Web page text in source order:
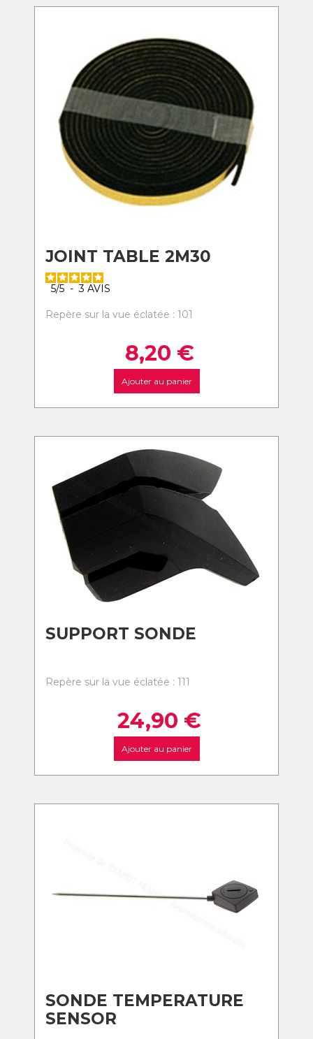
JOINT TABLE 2M30
5/5 - 3 AVIS
Repère sur la vue éclatée : 101
8,20 €
Ajouter au panier
SUPPORT SONDE
Repère sur la vue éclatée : 111
24,90 €
Ajouter au panier
SONDE TEMPERATURE
SENSOR